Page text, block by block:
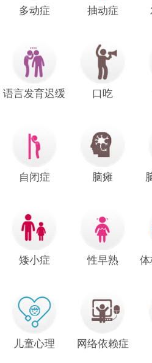
多动症 抽动症
语言发育迟缓 口吃
自闭症 脑瘫
矮小症 性早熟
儿童心理 网络依赖症